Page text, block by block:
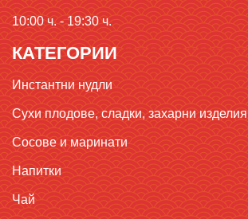
10:00 ч. - 19:30 ч.
КАТЕГОРИИ
Инстантни нудли
Сухи плодове, сладки, захарни изделия
Сосове и маринати
Напитки
Чай